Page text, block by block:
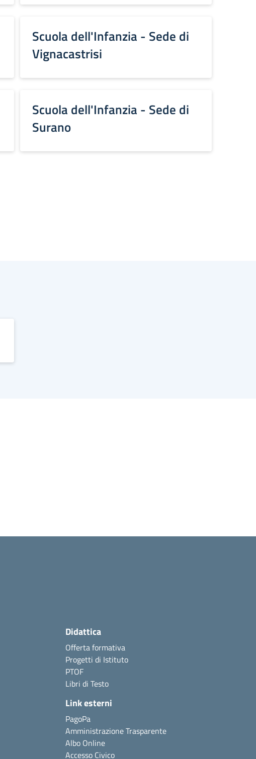
Scuola dell'Infanzia - Sede di
Vignacastrisi
Scuola dell'Infanzia - Sede di
Surano
Didattica
Offerta formativa
Progetti di Istituto
PTOF
Libri di Testo
Link esterni
PagoPa
Amministrazione Trasparente
Albo Online
Accesso Civico